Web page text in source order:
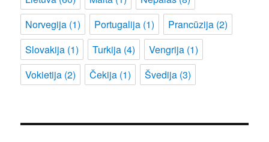
Norvegija (1) Portugalija (1) Prancūzija (2)
Slovakija (1) Turkija (4) Vengrija (1)
Vokietija (2) Čekija (1) Švedija (3)